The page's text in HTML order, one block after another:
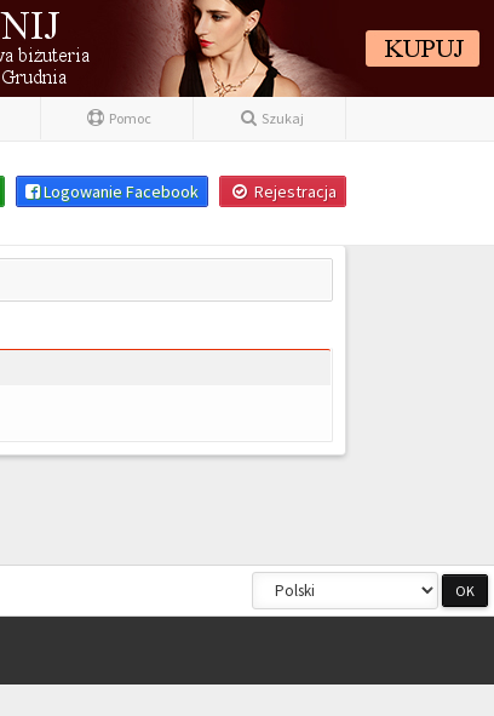
Pomoc Szukaj
Logowanie Facebook Rejestracja